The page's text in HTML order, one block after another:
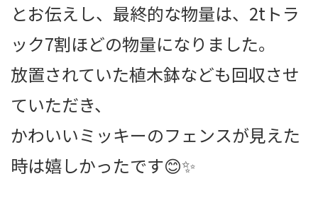
とお伝えし、最終的な物量は、2tトラ
ック7割ほどの物量になりました。
放置されていた植木鉢なども回収させ
ていただき、
かわいいミッキーのフェンスが見えた
時は嬉しかったです😊✨